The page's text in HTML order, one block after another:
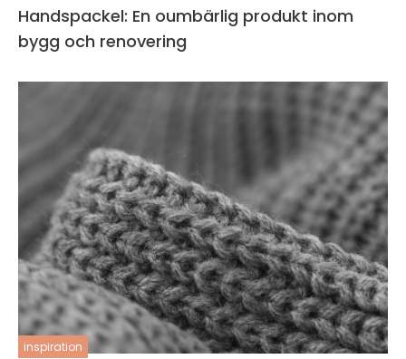
Handspackel: En oumbärlig produkt inom
bygg och renovering
inspiration